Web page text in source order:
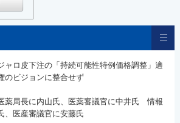
ロ皮下注の「持続可能性特例価格調整」適
ビジョンに整合せず
局長に内山氏、医薬審議官に中井氏 情報
、医産審議官に安藤氏